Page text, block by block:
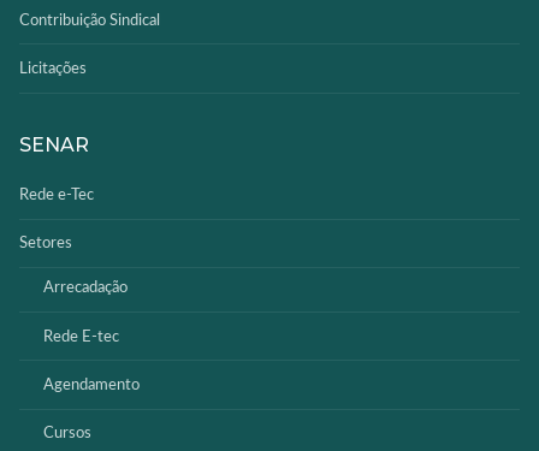
Contribuição Sindical
Licitações
SENAR
Rede e-Tec
Setores
Arrecadação
Rede E-tec
Agendamento
Cursos